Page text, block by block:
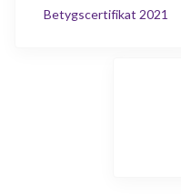
Betygscertifikat 2021